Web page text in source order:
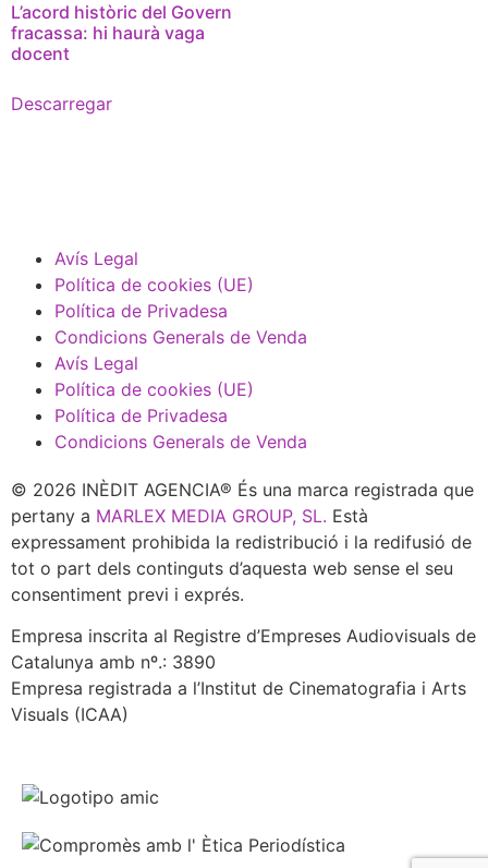
L’acord històric del Govern
fracassa: hi haurà vaga
docent
Descarregar
Avís Legal
Política de cookies (UE)
Política de Privadesa
Condicions Generals de Venda
Avís Legal
Política de cookies (UE)
Política de Privadesa
Condicions Generals de Venda
© 2026 INÈDIT AGENCIA® És una marca registrada que
pertany a MARLEX MEDIA GROUP, SL. Està
expressament prohibida la redistribució i la redifusió de
tot o part dels continguts d’aquesta web sense el seu
consentiment previ i exprés.
Empresa inscrita al Registre d’Empreses Audiovisuals de
Catalunya amb nº.: 3890
Empresa registrada a l’Institut de Cinematografia i Arts
Visuals (ICAA)